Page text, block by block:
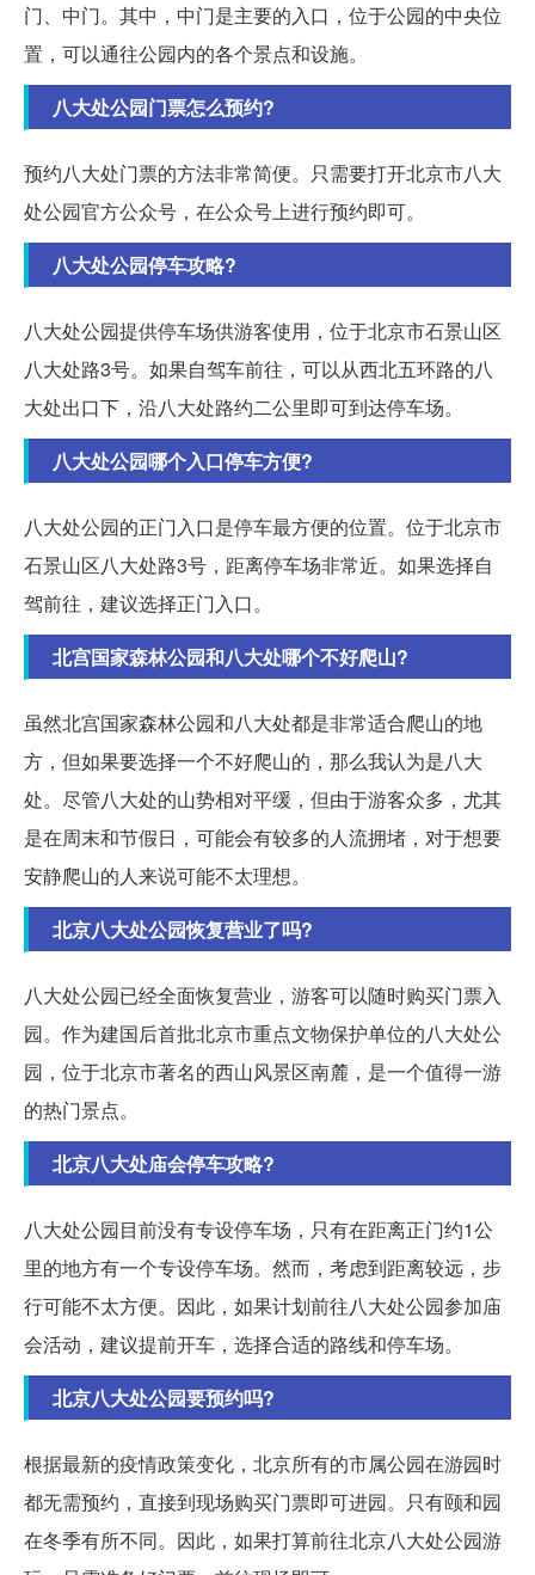
门、中门。其中，中门是主要的入口，位于公园的中央位
置，可以通往公园内的各个景点和设施。
八大处公园门票怎么预约?
预约八大处门票的方法非常简便。只需要打开北京市八大
处公园官方公众号，在公众号上进行预约即可。
八大处公园停车攻略?
八大处公园提供停车场供游客使用，位于北京市石景山区
八大处路3号。如果自驾车前往，可以从西北五环路的八
大处出口下，沿八大处路约二公里即可到达停车场。
八大处公园哪个入口停车方便?
八大处公园的正门入口是停车最方便的位置。位于北京市
石景山区八大处路3号，距离停车场非常近。如果选择自
驾前往，建议选择正门入口。
北宫国家森林公园和八大处哪个不好爬山?
虽然北宫国家森林公园和八大处都是非常适合爬山的地
方，但如果要选择一个不好爬山的，那么我认为是八大
处。尽管八大处的山势相对平缓，但由于游客众多，尤其
是在周末和节假日，可能会有较多的人流拥堵，对于想要
安静爬山的人来说可能不太理想。
北京八大处公园恢复营业了吗?
八大处公园已经全面恢复营业，游客可以随时购买门票入
园。作为建国后首批北京市重点文物保护单位的八大处公
园，位于北京市著名的西山风景区南麓，是一个值得一游
的热门景点。
北京八大处庙会停车攻略?
八大处公园目前没有专设停车场，只有在距离正门约1公
里的地方有一个专设停车场。然而，考虑到距离较远，步
行可能不太方便。因此，如果计划前往八大处公园参加庙
会活动，建议提前开车，选择合适的路线和停车场。
北京八大处公园要预约吗?
根据最新的疫情政策变化，北京所有的市属公园在游园时
都无需预约，直接到现场购买门票即可进园。只有颐和园
在冬季有所不同。因此，如果打算前往北京八大处公园游